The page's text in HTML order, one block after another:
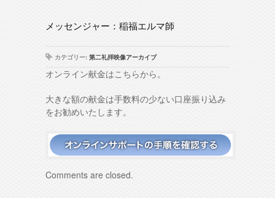
メッセンジャー：稲福エルマ師
カテゴリー: 第二礼拝映像アーカイブ
オンライン献金はこちらから。
大きな額の献金は手数料の少ない口座振り込み
をお勧めいたします。
Comments are closed.